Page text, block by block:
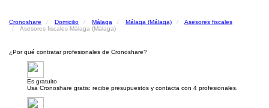
Cronoshare Domicilio Málaga Málaga (Málaga)
Asesores fiscales
Asesores fiscales Málaga (Málaga)
¿Por qué contratar profesionales de Cronoshare?
Es gratuito
Usa Cronoshare gratis: recibe presupuestos y contacta con 4 profesionales.